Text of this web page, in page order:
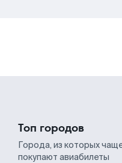
Топ городов
Города, из которых
покупают авиабилеты